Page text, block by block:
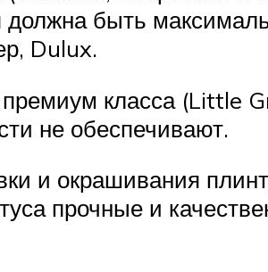
быть
Dulux.
премиум класса
не обеспечивают.
и окрашивания
прочные и